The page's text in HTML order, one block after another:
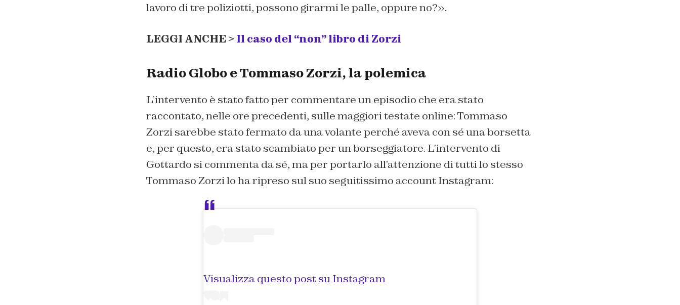
lavoro di tre poliziotti, possono girarmi le palle, oppure no?».
LEGGI ANCHE > Il caso del “non” libro di Zorzi
Radio Globo e Tommaso Zorzi, la polemica
L’intervento è stato fatto per commentare un episodio che era stato
raccontato, nelle ore precedenti, sulle maggiori testate online: Tommaso
Zorzi sarebbe stato fermato da una volante perché aveva con sé una borsetta
e, per questo, era stato scambiato per un borseggiatore. L’intervento di
Gottardo si commenta da sé, ma per portarlo all’attenzione di tutti lo stesso
Tommaso Zorzi lo ha ripreso sul suo seguitissimo account Instagram:
Visualizza questo post su Instagram